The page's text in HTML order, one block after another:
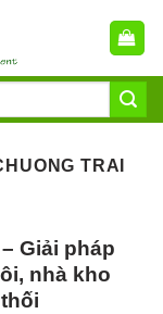
TRAI
Giải pháp
nhà kho